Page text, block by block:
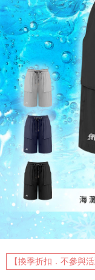
【換季折扣．不參與